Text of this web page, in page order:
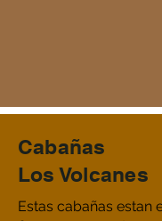
Cabañas
Los Volcanes
Estas cabañas estan